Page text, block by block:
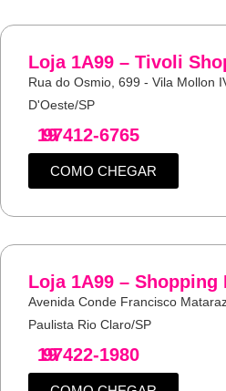
Loja 1A99 – Tivoli
Rua do Osmio, 699 - Vila Mollon
D'Oeste/SP
19
97412-6765
COMO CHEGAR
Loja 1A99 – Shopping
Avenida Conde Francisco
Paulista Rio Claro/SP
19
97422-1980